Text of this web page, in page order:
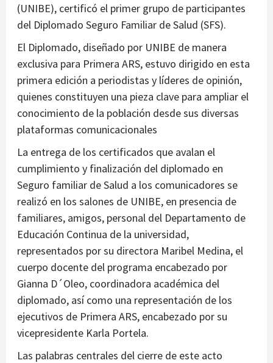
(UNIBE), certificó el primer grupo de participantes
del Diplomado Seguro Familiar de Salud (SFS).
El Diplomado, diseñado por UNIBE de manera
exclusiva para Primera ARS, estuvo dirigido en esta
primera edición a periodistas y líderes de opinión,
quienes constituyen una pieza clave para ampliar el
conocimiento de la población desde sus diversas
plataformas comunicacionales
La entrega de los certificados que avalan el
cumplimiento y finalización del diplomado en
Seguro familiar de Salud a los comunicadores se
realizó en los salones de UNIBE, en presencia de
familiares, amigos, personal del Departamento de
Educación Continua de la universidad,
representados por su directora Maribel Medina, el
cuerpo docente del programa encabezado por
Gianna D´Oleo, coordinadora académica del
diplomado, así como una representación de los
ejecutivos de Primera ARS, encabezado por su
vicepresidente Karla Portela.
Las palabras centrales del cierre de este acto